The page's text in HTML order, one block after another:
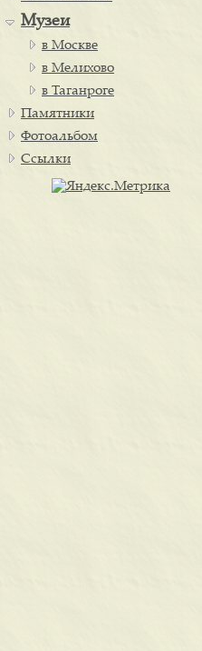
Музеи
в Москве
в Мелихово
в Таганроге
Памятники
Фотоальбом
Ссылки